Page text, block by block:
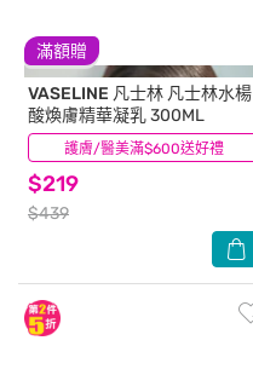
滿額贈
護膚/醫美滿$600送好禮
VASELINE 凡士林 凡士林水楊
酸煥膚精華凝乳 300ML
$219
$439
(8)